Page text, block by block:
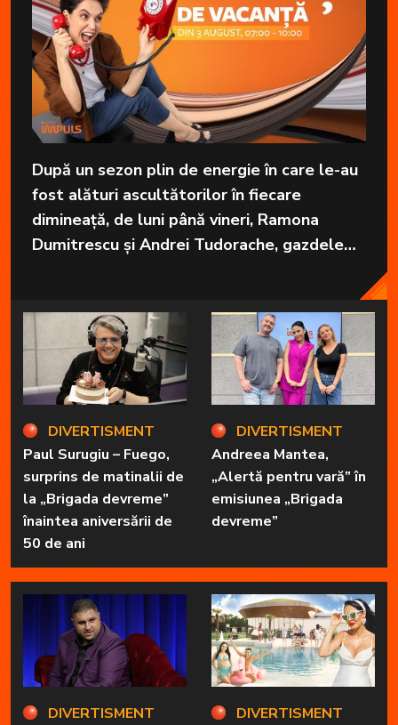
După un sezon plin de energie în care le-au
fost alături ascultătorilor în fiecare
dimineață, de luni până vineri, Ramona
Dumitrescu și Andrei Tudorache, gazdele
DIVERTISMENT
Paul Surugiu – Fuego,
surprins de matinalii de
la „Brigada devreme”
înaintea aniversării de
50 de ani
DIVERTISMENT
DIVERTISMENT
Andreea Mantea,
„Alertă pentru vară” în
emisiunea „Brigada
devreme”
DIVERTISMENT